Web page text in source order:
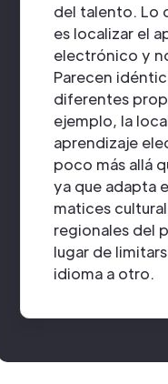
del talento. Lo
es localizar el
electrónico y
Parecen
diferentes
ejemplo, la
aprendizaje
poco más allá
ya que adapta
matices
regionales del
lugar de
idioma a otro.